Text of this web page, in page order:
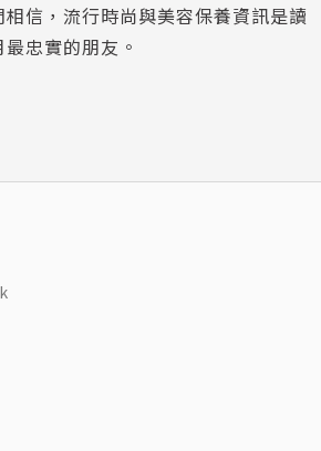
。
信，流行時尚與美容保養資訊是讀
忠實的朋友。